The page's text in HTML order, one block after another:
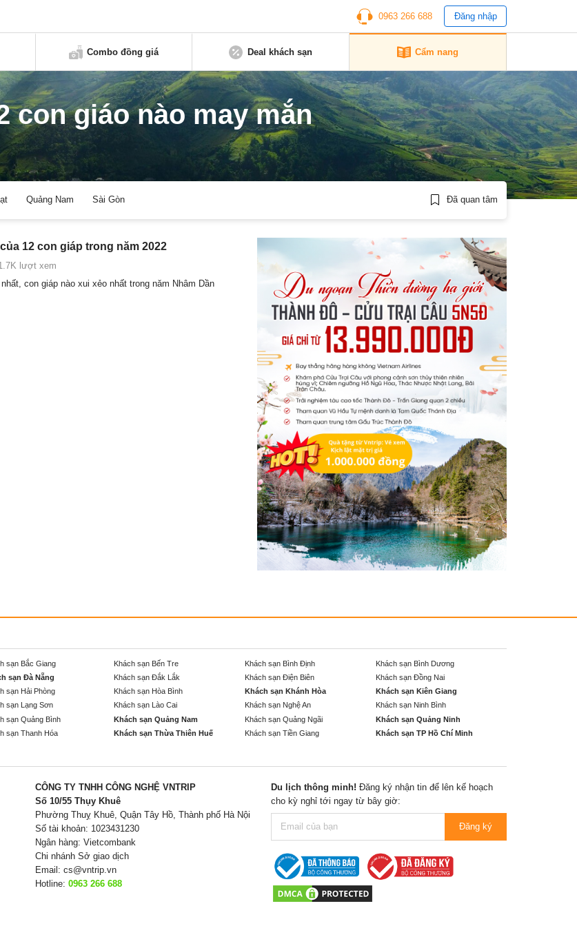
0963 266 688 Đăng nhập
Combo đồng giá Deal khách sạn Cẩm nang
con giáo nào may mắn
Quảng Nam Sài Gòn Đã quan tâm
12 con giáp trong năm 2022
lượt xem
con giáp nào xui xẻo nhất trong năm Nhâm Dần
sạn Bắc Giang Khách sạn Bến Tre Khách sạn Bình Định
Khách sạn Bình Dương
sạn Đà Nẵng Khách sạn Đắk Lắk Khách sạn Điện Biên
Khách sạn Đồng Nai
sạn Hải Phòng Khách sạn Hòa Bình Khách sạn Khánh Hòa
Khách sạn Kiên Giang
sạn Lạng Sơn Khách sạn Lào Cai Khách sạn Nghệ An
Khách sạn Ninh Bình
sạn Quảng Bình Khách sạn Quảng Nam Khách sạn Quảng Ngãi
Khách sạn Quảng Ninh
sạn Thanh Hóa Khách sạn Thừa Thiên Huế Khách sạn Tiền Giang
Khách sạn TP Hồ Chí Minh
CÔNG TY TNHH CÔNG NGHỆ VNTRIP
Số 10/55 Thụy Khuê
Phường Thuỵ Khuê, Quận Tây Hồ, Thành phố Hà Nội
Số tài khoản: 1023431230
Ngân hàng: Vietcombank
Chi nhánh Sở giao dịch
Email: cs@vntrip.vn
Hotline: 0963 266 688
Du lịch thông minh! Đăng ký nhận tin để lên kế hoạch
cho kỳ nghỉ tới ngay từ bây giờ:
Đăng ký